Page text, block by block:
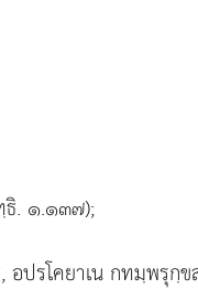
ธิ. ๑.๑๓๗);
รโคยาเน กทมฺพรุกฺ